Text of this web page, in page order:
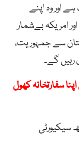
اور وہ اپنے
امریکہ بےشمار
سے جمہوریت،
رہیں گے۔
سفارتخانہ کھول
سیکیورٹی